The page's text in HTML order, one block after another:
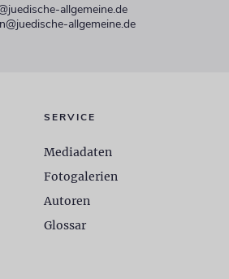
allgemeine.de
allgemeine.de
SERVICE
Mediadaten
Fotogalerien
Autoren
Glossar